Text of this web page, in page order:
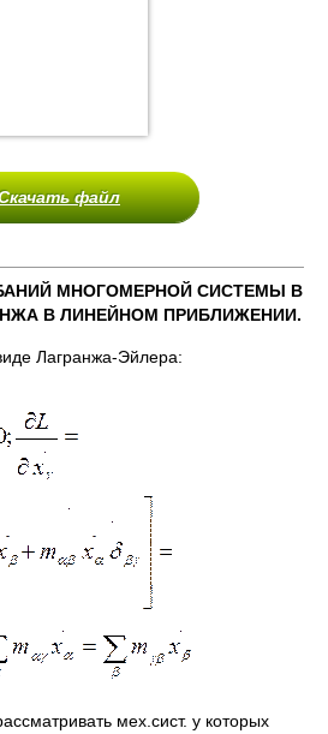
файл
МНОГОМЕРНОЙ СИСТЕМЫ В
В ЛИНЕЙНОМ ПРИБЛИЖЕНИИ.
Лагранжа-Эйлера:
мех.сист. у которых